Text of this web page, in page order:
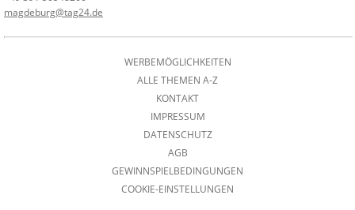
magdeburg@tag24.de
WERBEMÖGLICHKEITEN
ALLE THEMEN A-Z
KONTAKT
IMPRESSUM
DATENSCHUTZ
AGB
GEWINNSPIELBEDINGUNGEN
COOKIE-EINSTELLUNGEN